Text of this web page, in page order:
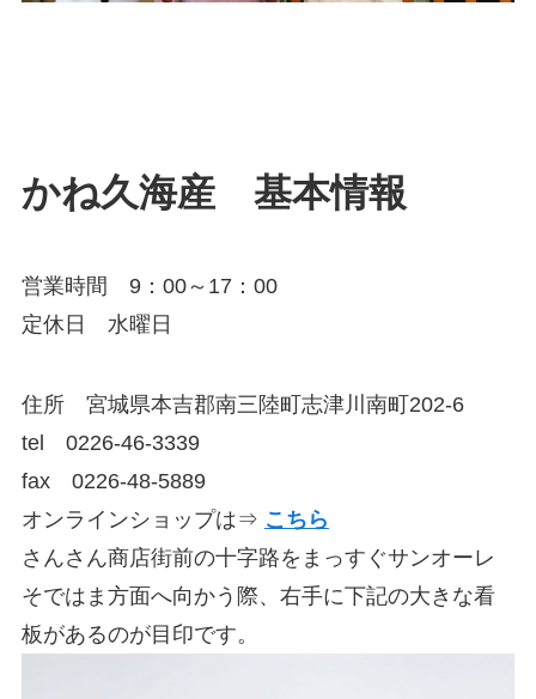
かね久海産 基本情報
営業時間 9：00～17：00
定休日 水曜日
住所 宮城県本吉郡南三陸町志津川南町202-6
tel 0226-46-3339
fax 0226-48-5889
オンラインショップは⇒ こちら
さんさん商店街前の十字路をまっすぐサンオーレ
そではま方面へ向かう際、右手に下記の大きな看
板があるのが目印です。